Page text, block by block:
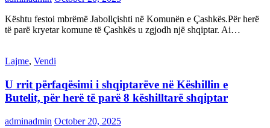
Kështu festoi mbrëmë Jabollçishti në Komunën e Çashkës.Për herë
të parë kryetar komune të Çashkës u zgjodh një shqiptar. Ai…
Lajme, Vendi
U rrit përfaqësimi i shqiptarëve në Këshillin e
Butelit, për herë të parë 8 këshilltarë shqiptar
adminadmin October 20, 2025